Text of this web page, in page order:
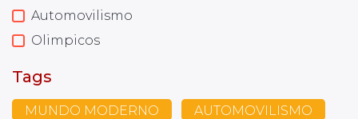
Automovilismo
Olimpicos
Tags
MUNDO MODERNO AUTOMOVILISMO